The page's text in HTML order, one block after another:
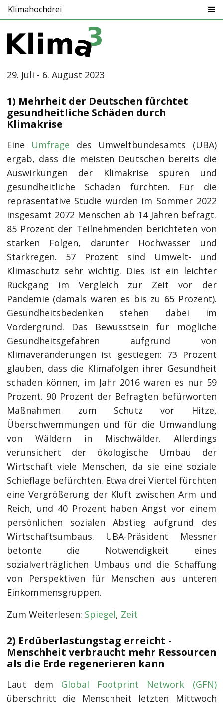
Klimahochdrei
29. Juli - 6. August 2023
1) Mehrheit der Deutschen fürchtet
gesundheitliche Schäden durch
Klimakrise
Eine Umfrage des Umweltbundesamts (UBA)
ergab, dass die meisten Deutschen bereits die
Auswirkungen der Klimakrise spüren und
gesundheitliche Schäden fürchten. Für die
repräsentative Studie wurden im Sommer 2022
insgesamt 2072 Menschen ab 14 Jahren befragt.
85 Prozent der Teilnehmenden berichteten von
starken Folgen, darunter Hochwasser und
Starkregen. 57 Prozent sind Umwelt- und
Klimaschutz sehr wichtig. Dies ist ein leichter
Rückgang im Vergleich zur Zeit vor der
Pandemie (damals waren es bis zu 65 Prozent).
Gesundheitsbedenken stehen dabei im
Vordergrund. Das Bewusstsein für mögliche
Gesundheitsgefahren aufgrund von
Klimaveränderungen ist gestiegen: 73 Prozent
glauben, dass die Klimafolgen ihrer Gesundheit
schaden können, im Jahr 2016 waren es nur 59
Prozent. 90 Prozent der Befragten befürworten
Maßnahmen zum Schutz vor Hitze,
Überschwemmungen und für die Umwandlung
von Wäldern in Mischwälder. Allerdings
verunsichert der ökologische Umbau der
Wirtschaft viele Menschen, da sie eine soziale
Schieflage befürchten. Etwa drei Viertel fürchten
eine Vergrößerung der Kluft zwischen Arm und
Reich, und 40 Prozent haben Angst vor einem
persönlichen sozialen Abstieg aufgrund des
Wirtschaftsumbaus. UBA-Präsident Messner
betonte die Notwendigkeit eines
sozialverträglichen Umbaus und die Schaffung
von Perspektiven für Menschen aus unteren
Einkommensgruppen.
Zum Weiterlesen: Spiegel, Zeit
2) Erdüberlastungstag erreicht -
Menschheit verbraucht mehr Ressourcen
als die Erde regenerieren kann
Laut dem Global Footprint Network (GFN)
überschritt die Menschheit letzten Mittwoch